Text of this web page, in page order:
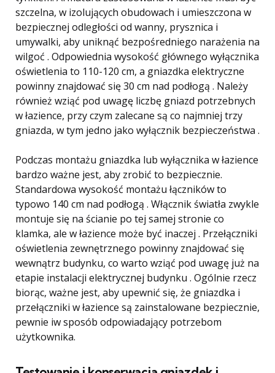
szczelna, w izolujących obudowach i umieszczona w
bezpiecznej odległości od wanny, prysznica i
umywalki, aby uniknąć bezpośredniego narażenia na
wilgoć . Odpowiednia wysokość głównego wyłącznika
oświetlenia to 110-120 cm, a gniazdka elektryczne
powinny znajdować się 30 cm nad podłogą . Należy
również wziąć pod uwagę liczbę gniazd potrzebnych
w łazience, przy czym zalecane są co najmniej trzy
gniazda, w tym jedno jako wyłącznik bezpieczeństwa .
Podczas montażu gniazdka lub wyłącznika w łazience
bardzo ważne jest, aby zrobić to bezpiecznie.
Standardowa wysokość montażu łączników to
typowo 140 cm nad podłogą . Włącznik światła zwykle
montuje się na ścianie po tej samej stronie co
klamka, ale w łazience może być inaczej . Przełączniki
oświetlenia zewnętrznego powinny znajdować się
wewnątrz budynku, co warto wziąć pod uwagę już na
etapie instalacji elektrycznej budynku . Ogólnie rzecz
biorąc, ważne jest, aby upewnić się, że gniazdka i
przełączniki w łazience są zainstalowane bezpiecznie,
pewnie iw sposób odpowiadający potrzebom
użytkownika.